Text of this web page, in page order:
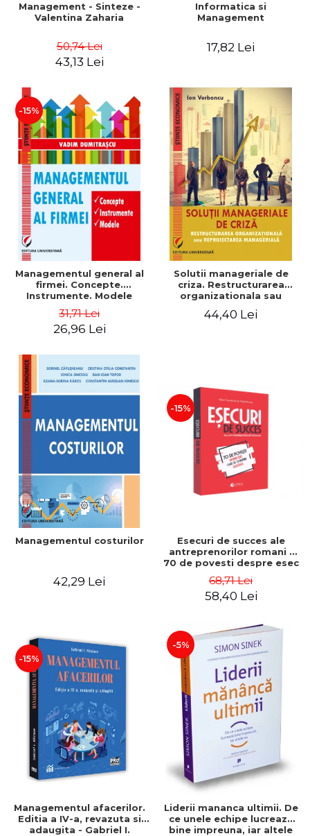
Management - Sinteze -
Valentina Zaharia
50,74 Lei
43,13 Lei
Informatica si
Management
17,82 Lei
-15%
Managementul general al
firmei. Concepte.
Instrumente. Modele
31,71 Lei
26,96 Lei
Solutii manageriale de
criza. Restructurarea
organizationala sau
44,40 Lei
Managementul costurilor
42,29 Lei
-15%
Esecuri de succes ale
antreprenorilor romani -
70 de povesti despre esec
68,71 Lei
58,40 Lei
-15%
Managementul afacerilor.
Editia a IV-a, revazuta si
adaugita - Gabriel I.
-5%
Liderii mananca ultimii. De
ce unele echipe lucreaza
bine impreuna, iar altele